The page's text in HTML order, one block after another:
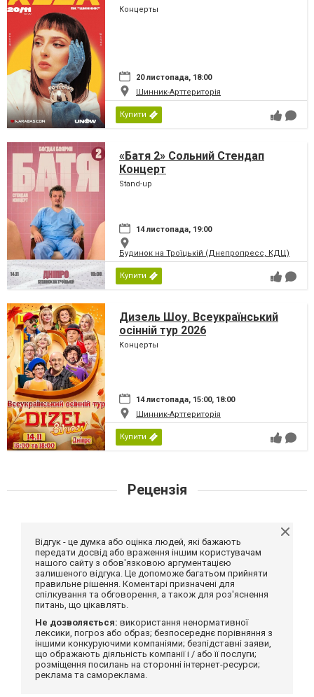
Концерты
20 листопада, 18:00
Шинник-Арттериторія
Купити
«Батя 2» Сольний Стендап
Концерт
Stand-up
14 листопада, 19:00
Будинок на Троїцькій (Днепропресс, КДЦ)
Купити
Дизель Шоу. Всеукраїнський
осінній тур 2026
Концерты
14 листопада, 15:00, 18:00
Шинник-Арттериторія
Купити
Рецензія
Відгук - це думка або оцінка людей, які бажають
передати досвід або враження іншим користувачам
нашого сайту з обов'язковою аргументацією
залишеного відгука. Це допоможе багатьом прийняти
правильне рішення. Коментарі призначені для
спілкування та обговорення, а також для роз'яснення
питань, що цікавлять.
Не дозволяється: використання ненормативної
лексики, погроз або образ; безпосереднє порівняння з
іншими конкуруючими компаніями; безпідставні заяви,
що ображають діяльність компанії і / або її послуги;
розміщення посилань на сторонні інтернет-ресурси;
реклама та самореклама.